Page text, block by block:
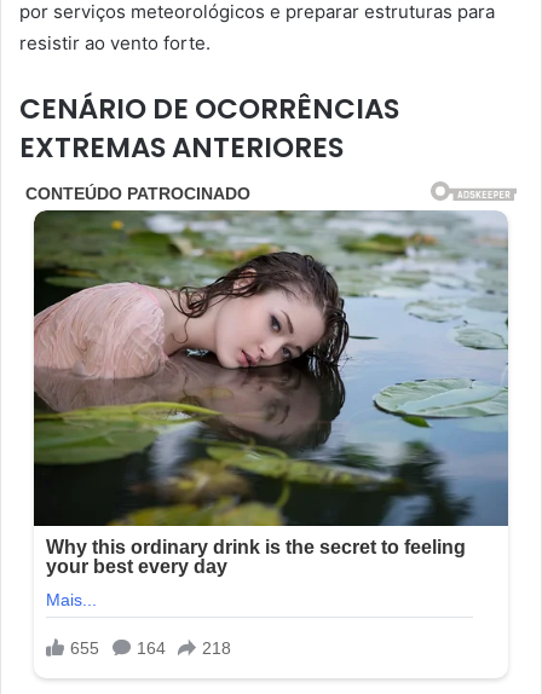
por serviços meteorológicos e preparar estruturas para
resistir ao vento forte.
CENÁRIO DE OCORRÊNCIAS
EXTREMAS ANTERIORES